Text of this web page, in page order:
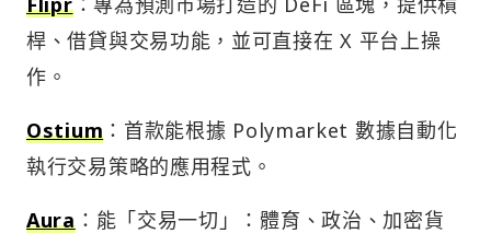
桿、借貸與交易功能，並可直接在 X 平台上操
作。
Ostium ：首款能根據 Polymarket 數據自動化
執行交易策略的應用程式。
Aura：能「交易一切」：體育、政治、加密貨